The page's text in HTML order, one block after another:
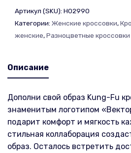
Артикул (SKU): H02990
Категории: Женские кроссовки,
женские,Разноцветные
Описание
Дополни свой образ Kung-Fu
знаменитым логотипом
подарит комфорт и мягкость
стильная коллаборация
образ. Осталось встретить